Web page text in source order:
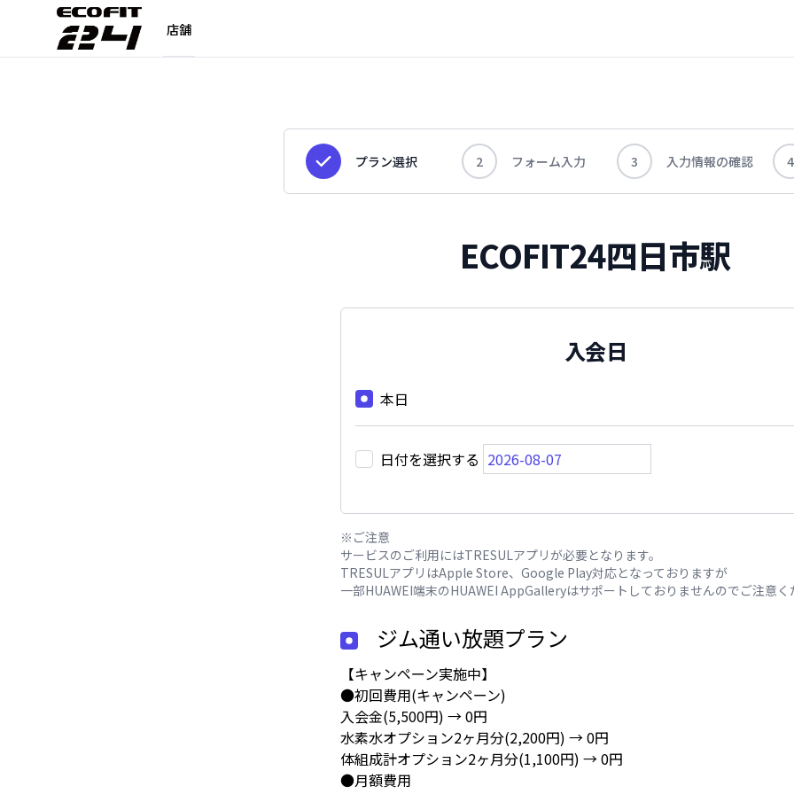
店舗
プラン選択 2 フォーム入力 3 入力情報の確認 4
ECOFIT24四日市駅
入会日
本日
日付を選択する
※ご注意
サービスのご利用にはTRESULアプリが必要となります。
TRESULアプリはApple Store、Google Play対応となっておりますが
一部HUAWEI端末のHUAWEI AppGalleryはサポートしておりませんのでご注意く
ジム通い放題プラン
【キャンペーン実施中】
●初回費用(キャンペーン)
入会金(5,500円) → 0円
水素水オプション2ヶ月分(2,200円) → 0円
体組成計オプション2ヶ月分(1,100円) → 0円
●月額費用